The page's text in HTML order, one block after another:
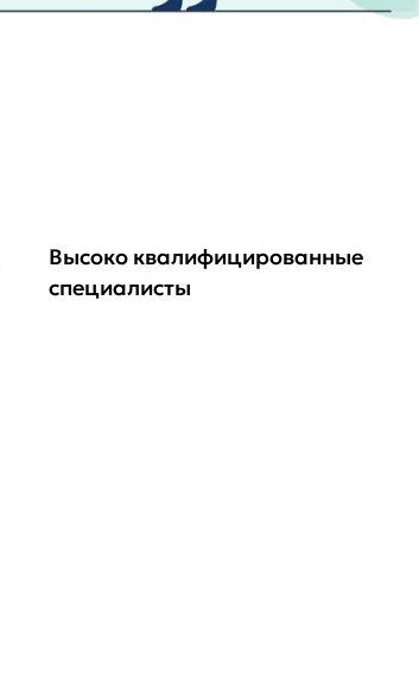
Высоко квалифицированные
специалисты